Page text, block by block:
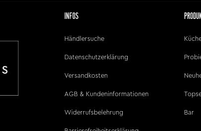
INFOS
Händlersuche
Datenschutzerklärung
Versandkosten
AGB & Kundeninformationen
Widerrufsbelehrung Bar